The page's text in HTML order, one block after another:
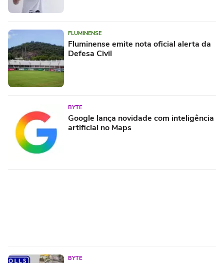
FLUMINENSE
Fluminense emite nota oficial alerta da
Defesa Civil
BYTE
Google lança novidade com inteligência
artificial no Maps
BYTE